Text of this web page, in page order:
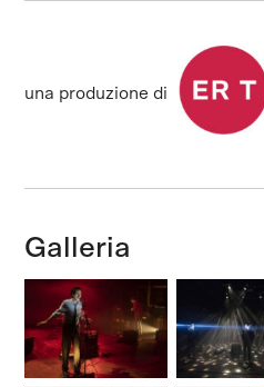
una produzione di
Galleria